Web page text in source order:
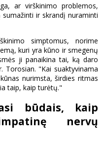
ar virškinimo problemos,
ir skrandį nuraminti
simptomus, norime
kuri yra kūno ir smegenų
ji panaikina tai, ką daro
"Kai suaktyvinama
nurimsta, širdies ritmas
taip, kaip turėtų."
būdais, kaip
nervų